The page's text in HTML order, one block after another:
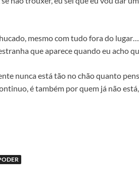
mesmo com tudo fora do
que aparece quando eu acho
nunca está tão no chão quanto
é também por quem já não